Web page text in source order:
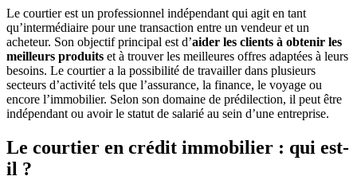
Le courtier est un professionnel indépendant qui agit en tant
qu’intermédiaire pour une transaction entre un vendeur et un
acheteur. Son objectif principal est d’aider les clients à obtenir les
meilleurs produits et à trouver les meilleures offres adaptées à leurs
besoins. Le courtier a la possibilité de travailler dans plusieurs
secteurs d’activité tels que l’assurance, la finance, le voyage ou
encore l’immobilier. Selon son domaine de prédilection, il peut être
indépendant ou avoir le statut de salarié au sein d’une entreprise.
Le courtier en crédit immobilier : qui est-
il ?